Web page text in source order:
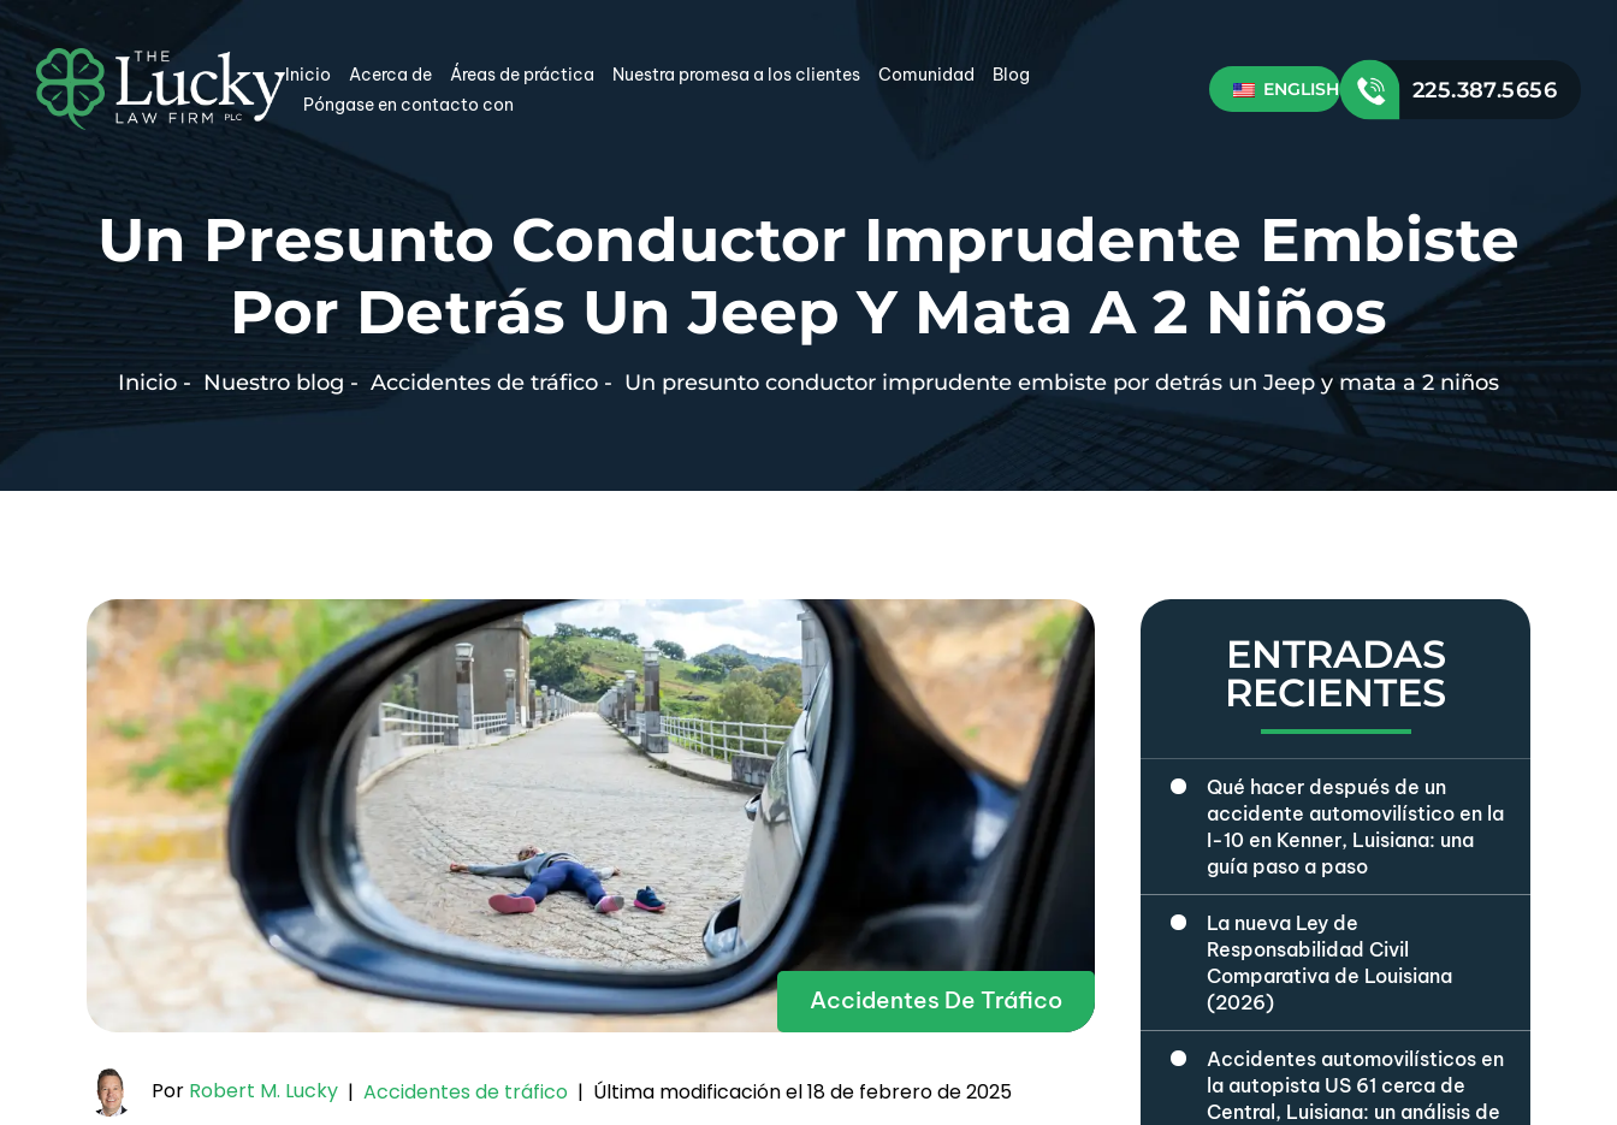
Inicio Acerca de Áreas de práctica Nuestra promesa a los clientes Comunidad
Blog
Póngase en contacto con
ENGLISH 225.387.5656
Un Presunto Conductor Imprudente Embiste
Por Detrás Un Jeep Y Mata A 2 Niños
Inicio - Nuestro blog - Accidentes de tráfico - Un presunto conductor imprudente embiste por detrás un Jeep y mata a 2 niños
Accidentes De Tráfico
Por Robert M. Lucky | Accidentes de tráfico | Última modificación el 18 de febrero de 2025
ENTRADAS
RECIENTES
Qué hacer después de un
accidente automovilístico en la
I-10 en Kenner, Luisiana: una
guía paso a paso
La nueva Ley de
Responsabilidad Civil
Comparativa de Louisiana
(2026)
Accidentes automovilísticos en
la autopista US 61 cerca de
Central, Luisiana: un análisis de